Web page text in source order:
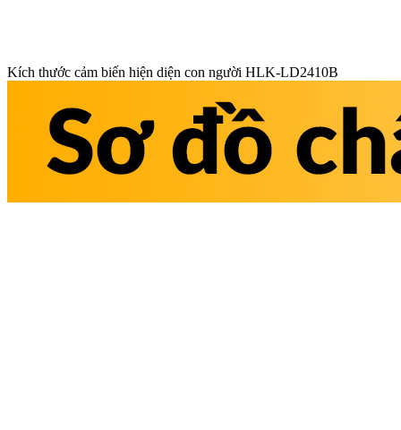
Kích thước cảm biến hiện diện con người HLK-LD2410B